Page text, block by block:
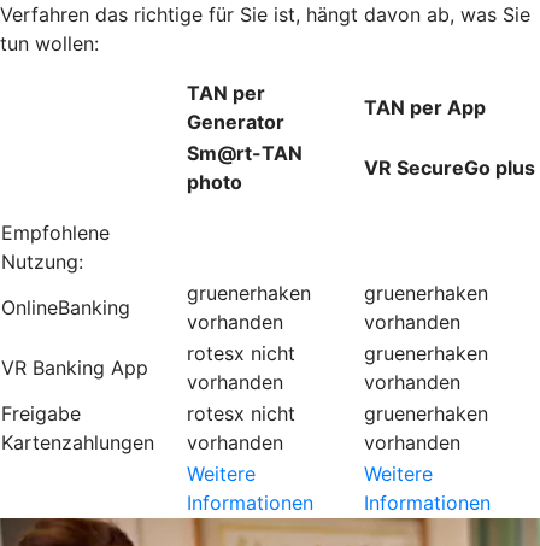
Verfahren das richtige für Sie ist, hängt davon ab, was Sie
tun wollen:
TAN per
Generator
TAN per App
Sm@rt-TAN
photo
VR SecureGo plus
Empfohlene
Nutzung:
OnlineBanking
gruenerhaken
vorhanden
gruenerhaken
vorhanden
VR Banking App
rotesx nicht
vorhanden
gruenerhaken
vorhanden
Freigabe
Kartenzahlungen
rotesx nicht
vorhanden
gruenerhaken
vorhanden
Weitere
Informationen
Weitere
Informationen